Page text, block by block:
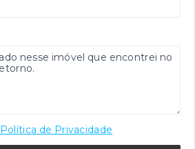
Política de Privacidade